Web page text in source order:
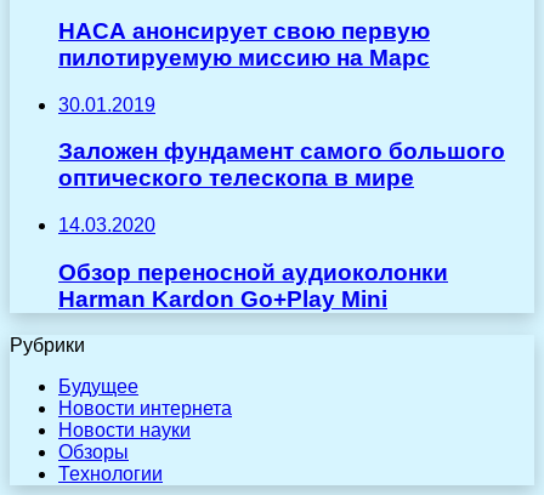
НАСА анонсирует свою первую
пилотируемую миссию на Марс
30.01.2019
Заложен фундамент самого большого
оптического телескопа в мире
14.03.2020
Обзор переносной аудиоколонки
Harman Kardon Go+Play Mini
Рубрики
Будущее
Новости интернета
Новости науки
Обзоры
Технологии